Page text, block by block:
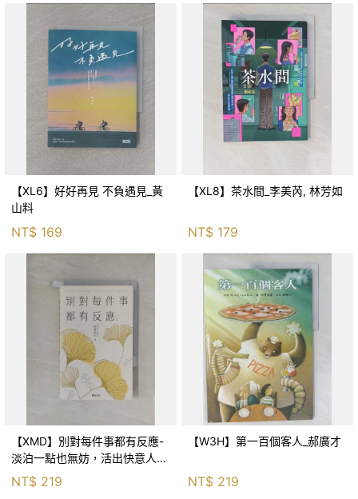
【XL6】好好再見 不負遇見_黃
山料
NT$ 169
【XL8】茶水間_李美芮, 林芳如
NT$ 179
【XMD】別對每件事都有反應-
淡泊一點也無妨，活出快意人生
的99個禪練習！_枡野俊明, 黃
薇嬪
NT$ 219
【W3H】第一百個客人_郝廣才
NT$ 219